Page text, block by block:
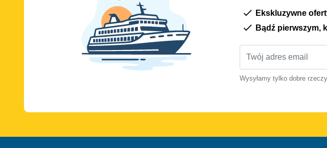
Ekskluzywne
Bądź pierwszym,
Wysyłamy tylko dobre